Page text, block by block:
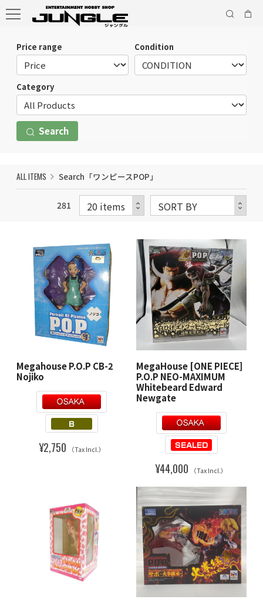
Price range Condition
Category
Search
ALL ITEMS Search「ワンピースPOP」
281
Megahouse P.O.P CB-2
Nojiko
¥2,750 （Tax Incl.）
MegaHouse [ONE PIECE]
P.O.P NEO-MAXIMUM
Whitebeard Edward
Newgate
¥44,000 （Tax Incl.）